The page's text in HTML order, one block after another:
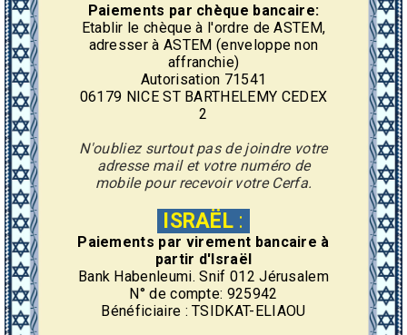
Paiements par chèque bancaire:
Etablir le chèque à l'ordre de ASTEM,
adresser à ASTEM (enveloppe non
affranchie)
Autorisation 71541
06179 NICE ST BARTHELEMY CEDEX
2
N'oubliez surtout pas de joindre votre
adresse mail et votre numéro de
mobile pour recevoir votre Cerfa.
ISRAËL :
Paiements par virement bancaire à
partir d'Israël
Bank Habenleumi. Snif 012 Jérusalem
N° de compte: 925942
Bénéficiaire : TSIDKAT-ELIAOU